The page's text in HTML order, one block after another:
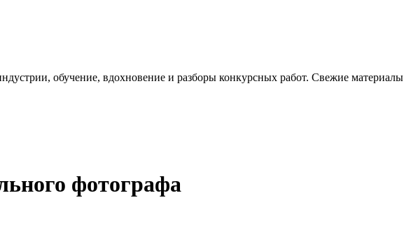
обучение, вдохновение и разборы конкурсных работ. Свежие материалы
фотографа